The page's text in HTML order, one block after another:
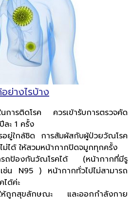
ย่างไรบ้าง
นการติดโรค ควรเข้ารับการตรวจคัด
ะ 1 ครั้ง
อยู่ใกล้ชิด การสัมผัสกับผู้ป่วยวัณโรค
ม่ได้ ให้สวมหน้ากากปิดจมูกทุกครั้ง
รถป้องกันวัณโรคได้ (หน้ากากที่มีรู
ช่น N95 ) หน้ากากทั่วไปไม่สามารถ
ด้ค่ะ
ให้ถูกสุขลักษณะ และออกกำลังกาย